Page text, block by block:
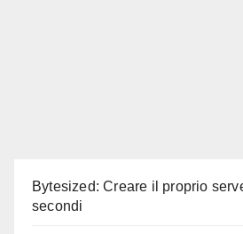
Bytesized: Creare il proprio
secondi